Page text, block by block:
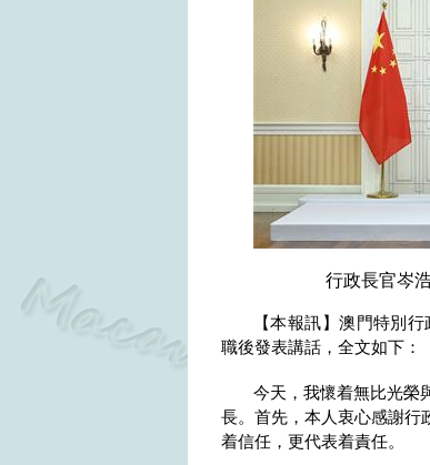
行政長官岑
【本報訊】澳門特別
職後發表講話，全文如下：
今天，我懷着無比光榮
長。首先，本人衷心感謝行
着信任，更代表着責任。